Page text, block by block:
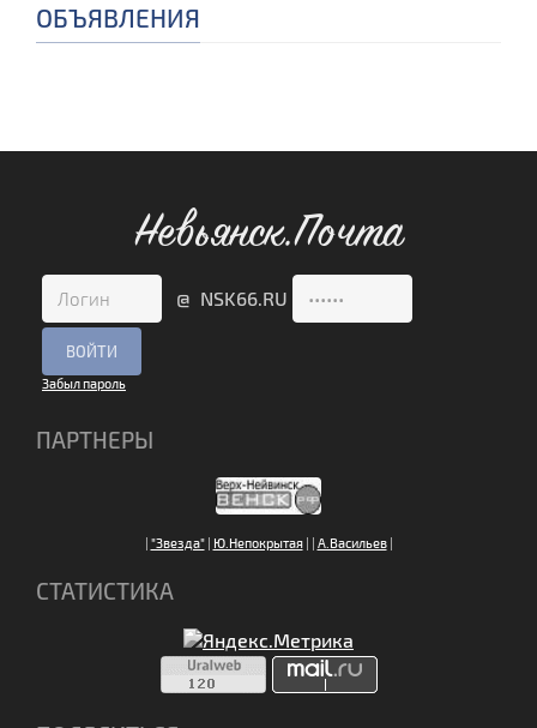
ОБЪЯВЛЕНИЯ
Невьянск.Почта
@ NSK66.RU
Забыл пароль
ПАРТНЕРЫ
| "Звезда"| Ю.Непокрытая| | А.Васильев|
СТАТИСТИКА